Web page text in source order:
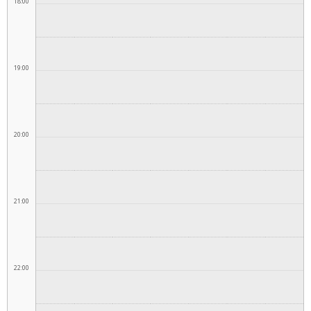
19:00
20:00
21:00
22:00